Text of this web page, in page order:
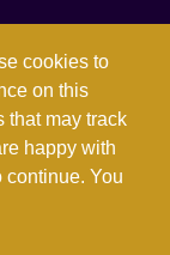
cookies to
on this
that may track
happy with
continue. You